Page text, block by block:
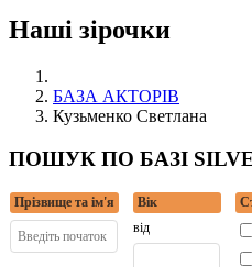
Наші зірочки
БАЗА АКТОРІВ
Кузьменко Светлана
ПОШУК ПО БАЗІ
Прізвище та ім'я
Вік
від